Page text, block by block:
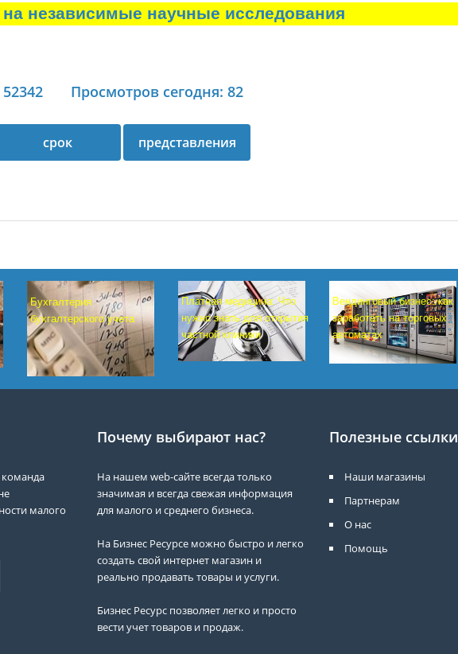
на независимые научные исследования
Просмотров сегодня: 82
срок представления
Бухгалтерия
бухгалтерского учета
Платная медицина: Что
нужно знать для открытия
частной клиники
Вендинговый бизнес: как
заработать на торговых
автоматах
команда
малого
Почему выбирают нас?
На нашем web-сайте всегда только
значимая и всегда свежая информация
для малого и среднего бизнеса.
На Бизнес Ресурсе можно быстро и легко
создать свой интернет магазин и
реально продавать товары и услуги.
Бизнес Ресурс позволяет легко и просто
вести учет товаров и продаж.
Полезные ссылки
Наши магазины
Партнерам
О нас
Помощь